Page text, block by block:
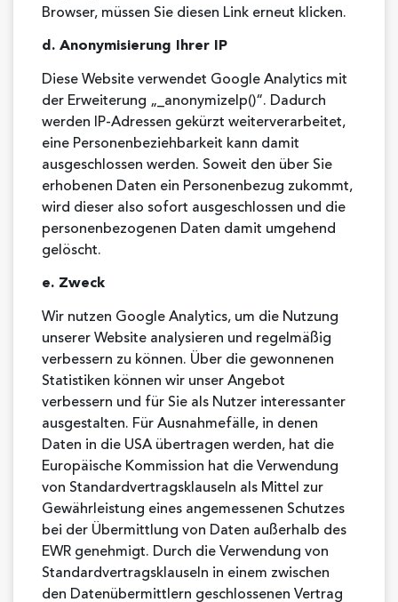
Browser, müssen Sie diesen Link erneut klicken.
d. Anonymisierung Ihrer IP
Diese Website verwendet Google Analytics mit
der Erweiterung „_anonymizeIp()“. Dadurch
werden IP-Adressen gekürzt weiterverarbeitet,
eine Personenbeziehbarkeit kann damit
ausgeschlossen werden. Soweit den über Sie
erhobenen Daten ein Personenbezug zukommt,
wird dieser also sofort ausgeschlossen und die
personenbezogenen Daten damit umgehend
gelöscht.
e. Zweck
Wir nutzen Google Analytics, um die Nutzung
unserer Website analysieren und regelmäßig
verbessern zu können. Über die gewonnenen
Statistiken können wir unser Angebot
verbessern und für Sie als Nutzer interessanter
ausgestalten. Für Ausnahmefälle, in denen
Daten in die USA übertragen werden, hat die
Europäische Kommission hat die Verwendung
von Standardvertragsklauseln als Mittel zur
Gewährleistung eines angemessenen Schutzes
bei der Übermittlung von Daten außerhalb des
EWR genehmigt. Durch die Verwendung von
Standardvertragsklauseln in einem zwischen
den Datenübermittlern geschlossenen Vertrag